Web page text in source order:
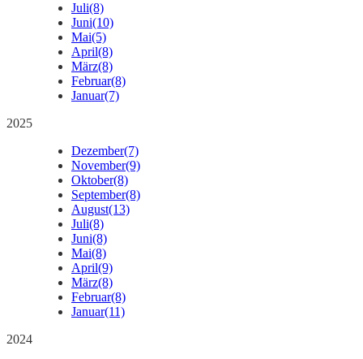
Juli(8)
Juni(10)
Mai(5)
April(8)
März(8)
Februar(8)
Januar(7)
2025
Dezember(7)
November(9)
Oktober(8)
September(8)
August(13)
Juli(8)
Juni(8)
Mai(8)
April(9)
März(8)
Februar(8)
Januar(11)
2024